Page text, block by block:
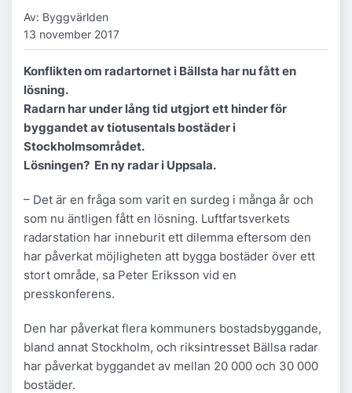
Av: Byggvärlden
13 november 2017
Konflikten om radartornet i Bällsta har nu fått en
lösning.
Radarn har under lång tid utgjort ett hinder för
byggandet av tiotusentals bostäder i
Stockholmsområdet.
Lösningen? En ny radar i Uppsala.
– Det är en fråga som varit en surdeg i många år och
som nu äntligen fått en lösning. Luftfartsverkets
radarstation har inneburit ett dilemma eftersom den
har påverkat möjligheten att bygga bostäder över ett
stort område, sa Peter Eriksson vid en
presskonferens.
Den har påverkat flera kommuners bostadsbyggande,
bland annat Stockholm, och riksintresset Bällsa radar
har påverkat byggandet av mellan 20 000 och 30 000
bostäder.